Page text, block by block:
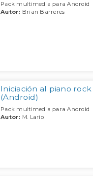
Pack multimedia para Android
Autor: Brian Barreres
Iniciación al piano
(Android)
Pack multimedia para Android
Autor: M. Lario